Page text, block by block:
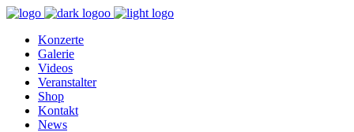
Konzerte
Galerie
Videos
Veranstalter
Shop
Kontakt
News